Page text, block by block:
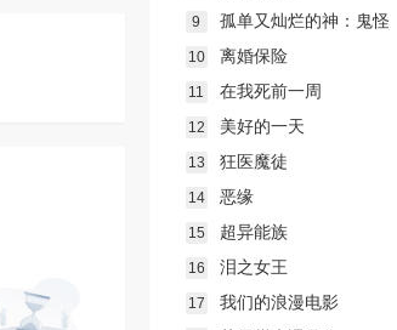
9 孤单又灿烂的神：鬼怪
10 离婚保险
11 在我死前一周
12 美好的一天
13 狂医魔徒
14 恶缘
15 超异能族
16 泪之女王
17 我们的浪漫电影